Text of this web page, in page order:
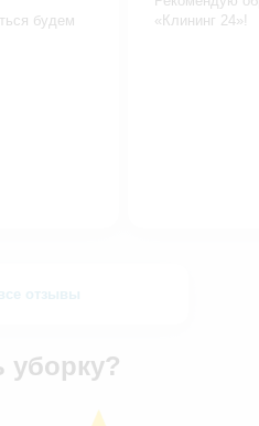
будем
«Клининг 24»!
отзывы
уборку?